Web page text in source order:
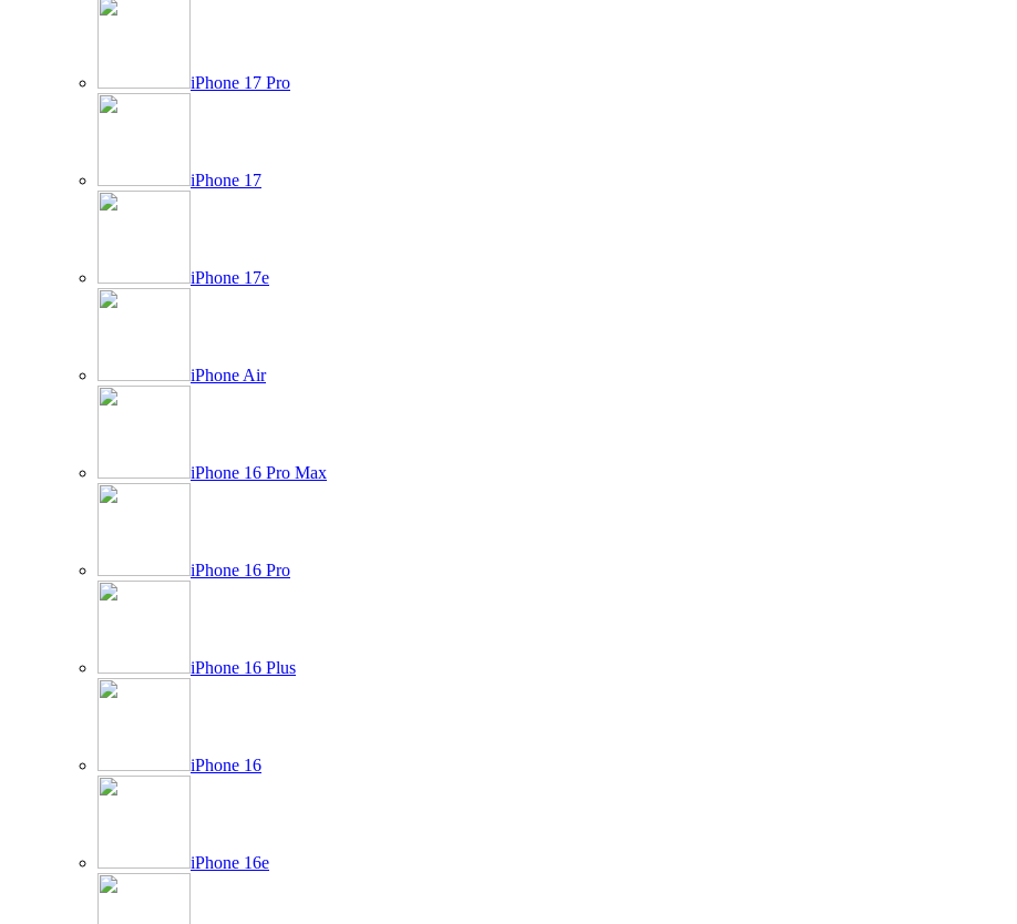
iPhone 17 Pro
iPhone 17
iPhone 17e
iPhone Air
iPhone 16 Pro Max
iPhone 16 Pro
iPhone 16 Plus
iPhone 16
iPhone 16e